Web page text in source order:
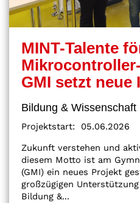
MINT-Talente
GMI setzt neue
Bildung & Wissenschaft
Projektstart:
05.06.2026
Zukunft verstehen und
diesem Motto ist am
(GMI) ein neues Projekt
großzügigen
Bildung &...